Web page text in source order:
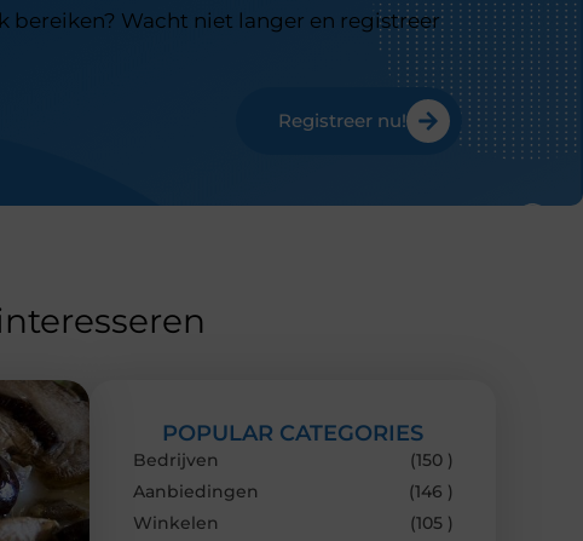
Wacht niet langer en registreer
Registreer nu!
POPULAR CATEGORIES
Bedrijven
(150 )
Aanbiedingen
(146 )
Winkelen
(105 )